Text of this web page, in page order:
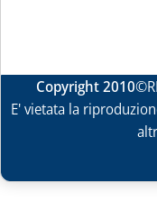
Copyright 2010
E' vietata la